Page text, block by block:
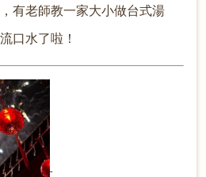
有老師教一家大小做台式湯
口水了啦！